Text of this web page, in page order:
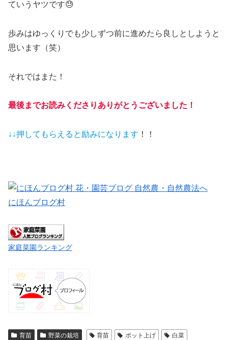
ていうヤツです😓
歩みはゆっくりでも少しずつ前に進めたら良しとしようと
思います（笑）
それではまた！
最後までお読みくださりありがとうございました！
↓↓押してもらえると 励みになります ！！
にほんブログ村
家庭菜園ランキング
育苗 野菜の栽培 育苗 ポット上げ 白菜